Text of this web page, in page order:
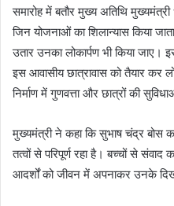
समारोह में बतौर मुख्य अतिथि
जिन योजनाओं का शिलान्यास किया
उतार उनका लोकार्पण भी किया जाए।
इस आवासीय छात्रावास को तैयार कर
निर्माण में गुणवत्ता और छात्रों की
मुख्यमंत्री ने कहा कि सुभाष चंद्र बोस
तत्वों से परिपूर्ण रहा है। बच्चों से
आदर्शों को जीवन में अपनाकर उनके